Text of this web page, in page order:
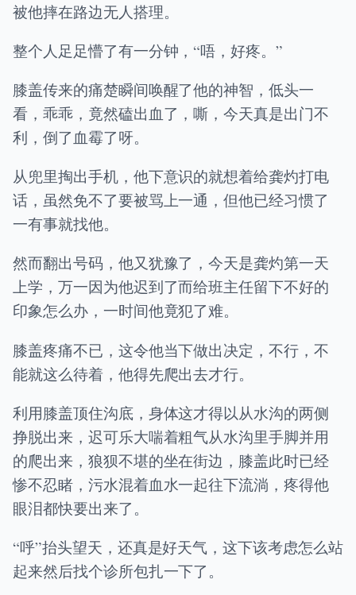
被他摔在路边无人搭理。
整个人足足懵了有一分钟，“唔，好疼。”
膝盖传来的痛楚瞬间唤醒了他的神智，低头一
看，乖乖，竟然磕出血了，嘶，今天真是出门不
利，倒了血霉了呀。
从兜里掏出手机，他下意识的就想着给龚灼打电
话，虽然免不了要被骂上一通，但他已经习惯了
一有事就找他。
然而翻出号码，他又犹豫了，今天是龚灼第一天
上学，万一因为他迟到了而给班主任留下不好的
印象怎么办，一时间他竟犯了难。
膝盖疼痛不已，这令他当下做出决定，不行，不
能就这么待着，他得先爬出去才行。
利用膝盖顶住沟底，身体这才得以从水沟的两侧
挣脱出来，迟可乐大喘着粗气从水沟里手脚并用
的爬出来，狼狈不堪的坐在街边，膝盖此时已经
惨不忍睹，污水混着血水一起往下流淌，疼得他
眼泪都快要出来了。
“呼”抬头望天，还真是好天气，这下该考虑怎么站
起来然后找个诊所包扎一下了。